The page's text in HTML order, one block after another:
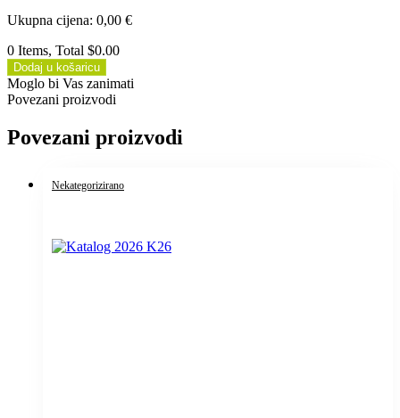
Ukupna cijena: 0,00 €
0 Items, Total $0.00
Dodaj u košaricu
Moglo bi Vas zanimati
Povezani proizvodi
Povezani proizvodi
Nekategorizirano